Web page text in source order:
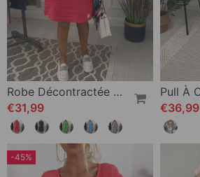
Robe Décontractée À Capuche Et Manches Courtes
€31,99
€36,99
-45%